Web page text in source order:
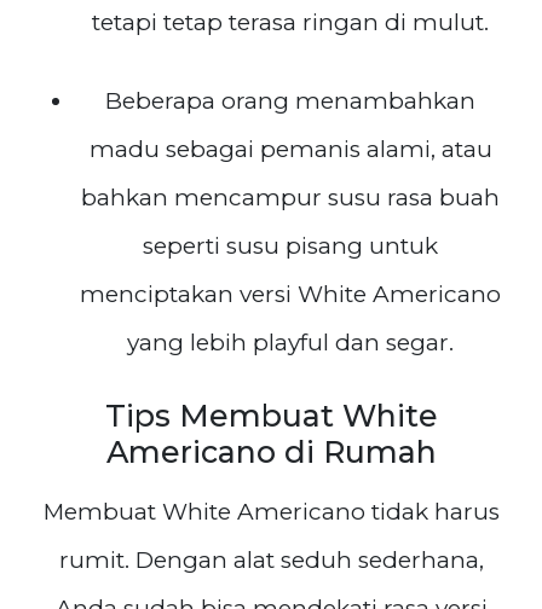
tetapi tetap terasa ringan di mulut.
Beberapa orang menambahkan
madu sebagai pemanis alami, atau
bahkan mencampur susu rasa buah
seperti susu pisang untuk
menciptakan versi White Americano
yang lebih playful dan segar.
Tips Membuat White
Americano di Rumah
Membuat White Americano tidak harus
rumit. Dengan alat seduh sederhana,